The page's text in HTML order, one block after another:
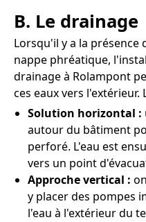
B. Le drainage
Lorsqu'il y a la
nappe phréatique,
drainage à Rolampont
ces eaux vers
Solution horizontal :
autour du bâtiment
perforé. L'eau est
vers un point
Approche vertical :
y placer des pompes
l'eau à l'extérieur du